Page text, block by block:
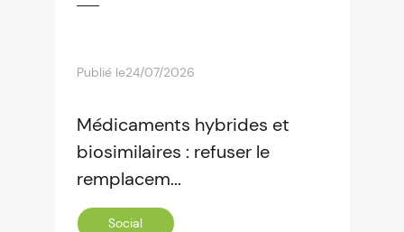
Publié le24/07/2026
Médicaments hybrides et
biosimilaires : refuser le
remplacem...
Social